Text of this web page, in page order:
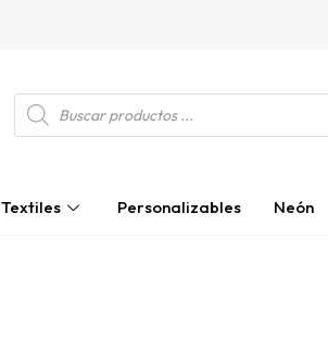
Búsqueda
de
productos
Textiles Personalizables Neón